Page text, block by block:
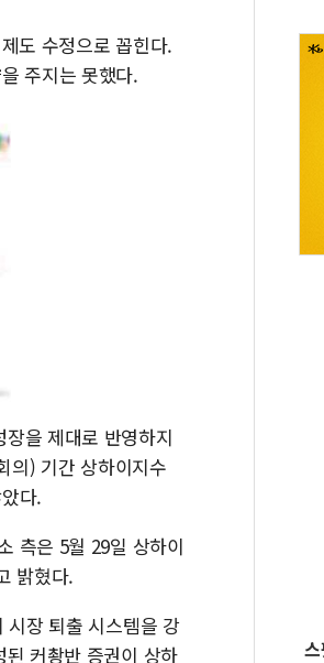
도 수정으로 꼽힌다.
주지는 못했다.
을 제대로 반영하지
의) 기간 상하이지수
다.
측은 5월 29일 상하이
밝혔다.
시장 퇴출 시스템을 강
커촹반 증권이 상하